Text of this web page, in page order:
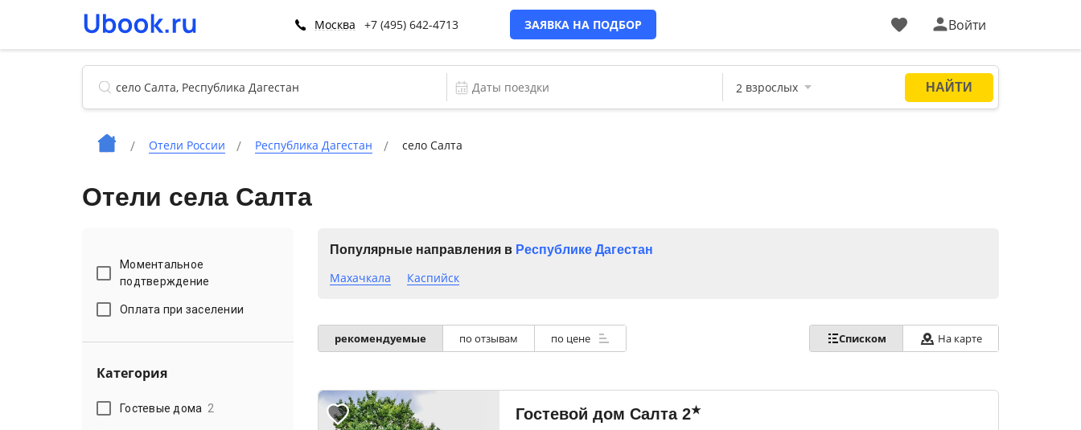
Москва +7 (495) 642-4713 ЗАЯВКА НА ПОДБОР Войти
Отели России Республика Дагестан село Салта
Отели села Салта
Моментальное
подтверждение
Оплата при заселении
Категория
Гостевые дома 2
Популярные направления в Республике Дагестан
Махачкала Каспийск
рекомендуемые по отзывам по цене Списком На карте
Гостевой дом Салта 2★